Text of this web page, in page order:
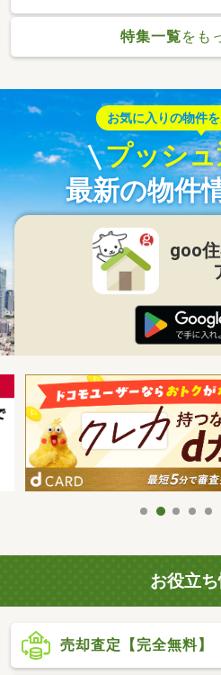
特集一覧をも
お気に入りの物件
プッシ
最新の物件
goo
お役立
売却査定【完全無料】